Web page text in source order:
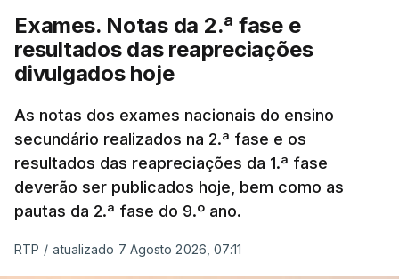
Exames. Notas da 2.ª fase e
resultados das reapreciações
divulgados hoje
As notas dos exames nacionais do ensino
secundário realizados na 2.ª fase e os
resultados das reapreciações da 1.ª fase
deverão ser publicados hoje, bem como as
pautas da 2.ª fase do 9.º ano.
RTP / atualizado 7 Agosto 2026, 07:11